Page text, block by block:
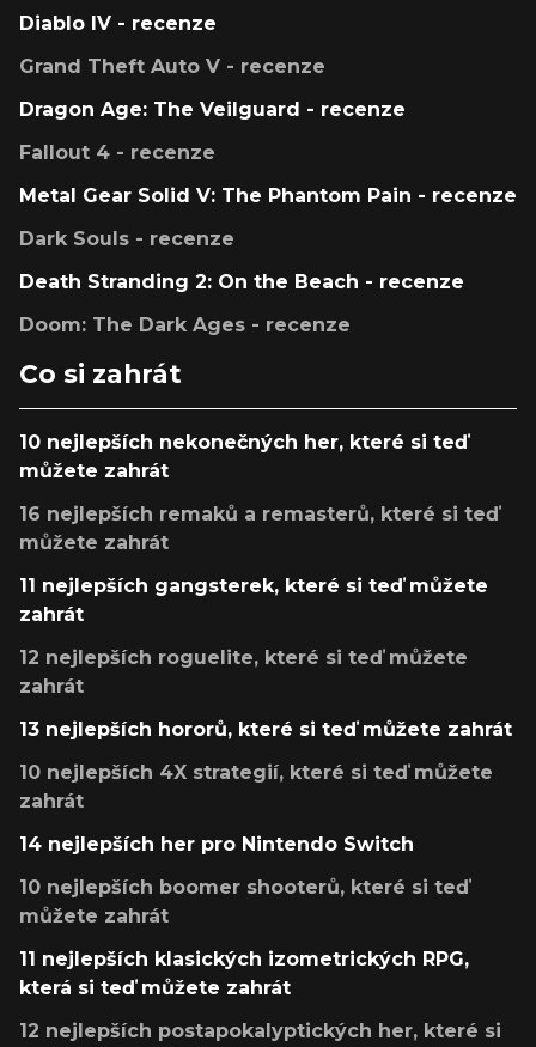
Diablo IV - recenze
Grand Theft Auto V - recenze
Dragon Age: The Veilguard - recenze
Fallout 4 - recenze
Metal Gear Solid V: The Phantom Pain - recenze
Dark Souls - recenze
Death Stranding 2: On the Beach - recenze
Doom: The Dark Ages - recenze
Co si zahrát
10 nejlepších nekonečných her, které si teď
můžete zahrát
16 nejlepších remaků a remasterů, které si teď
můžete zahrát
11 nejlepších gangsterek, které si teď můžete
zahrát
12 nejlepších roguelite, které si teď můžete
zahrát
13 nejlepších hororů, které si teď můžete zahrát
10 nejlepších 4X strategií, které si teď můžete
zahrát
14 nejlepších her pro Nintendo Switch
10 nejlepších boomer shooterů, které si teď
můžete zahrát
11 nejlepších klasických izometrických RPG,
která si teď můžete zahrát
12 nejlepších postapokalyptických her, které si